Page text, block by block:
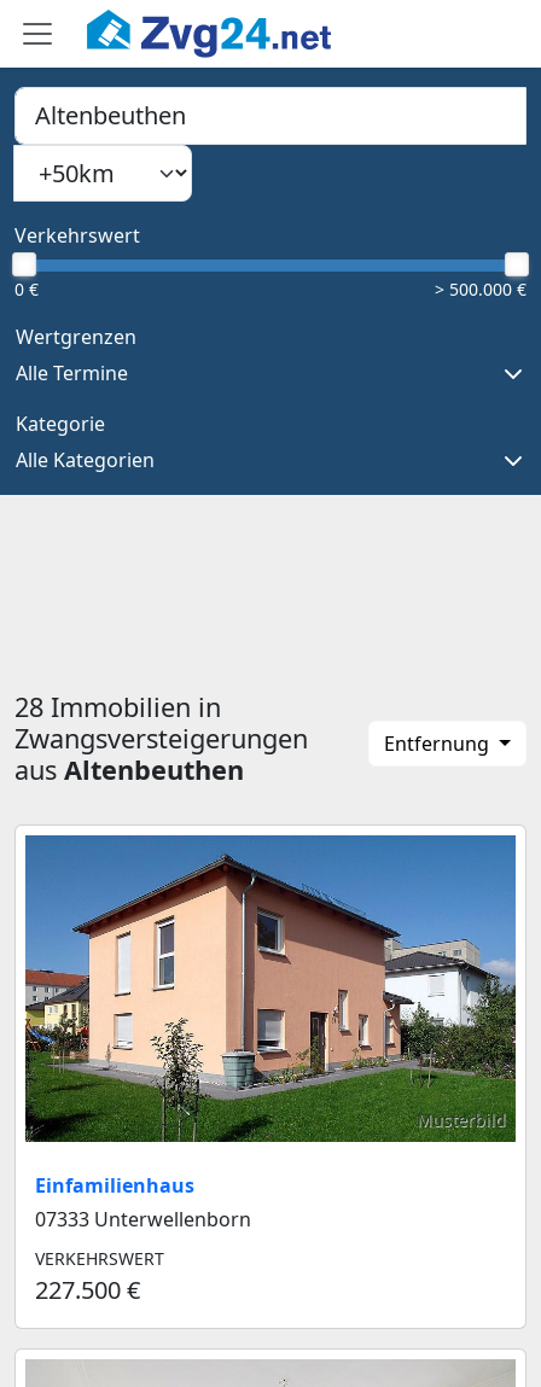
PLZ, Ort oder Bundesland
Type 1 or more characters for results.
Suchradius
Verkehrswert
0 € > 500.000 €
Wertgrenzen
Alle Termine
Kategorie
Alle Kategorien
28 Immobilien in
Zwangsversteigerungen
aus Altenbeuthen
Entfernung
Musterbild
Einfamilienhaus
07333 Unterwellenborn
VERKEHRSWERT
227.500 €